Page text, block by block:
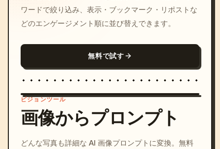
ワードで絞り込み、表示・ブックマーク・リポストな
どのエンゲージメント順に並び替えできます。
無料で試す
c, cyberpunk sunset, neon
ビジョンツール
画像からプロンプト
どんな写真も詳細な AI 画像プロンプトに変換。無料